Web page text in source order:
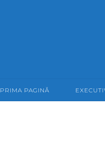
PRIMA PAGINĂ